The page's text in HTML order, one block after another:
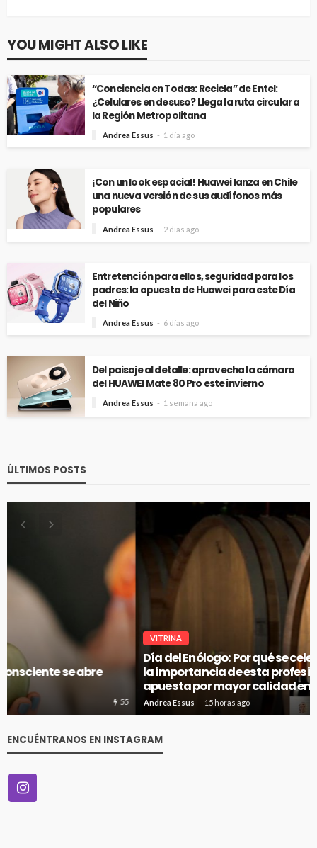
YOU MIGHT ALSO LIKE
“Conciencia en Todas: Recicla” de Entel:
¿Celulares en desuso? Llega la ruta circular a
la Región Metropolitana
Andrea Essus 1 día ago
¡Con un look espacial! Huawei lanza en Chile
una nueva versión de sus audífonos más
populares
Andrea Essus 2 días ago
Entretención para ellos, seguridad para los
padres: la apuesta de Huawei para este Día
del Niño
Andrea Essus 6 días ago
Del paisaje al detalle: aprovecha la cámara
del HUAWEI Mate 80 Pro este invierno
Andrea Essus 1 semana ago
ÚLTIMOS POSTS
Día del Enólogo: Por qué se celebra el 10 de agosto y
la importancia de esta profesión en un Chile que
apuesta por mayor calidad en vinos
Andrea Essus 15 horas ago 45
ENCUÉNTRANOS EN INSTAGRAM